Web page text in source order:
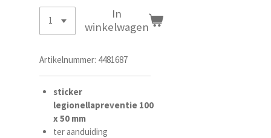
In
winkelwagen
Artikelnummer: 4481687
sticker
legionellapreventie 100
x50 mm
ter aanduiding